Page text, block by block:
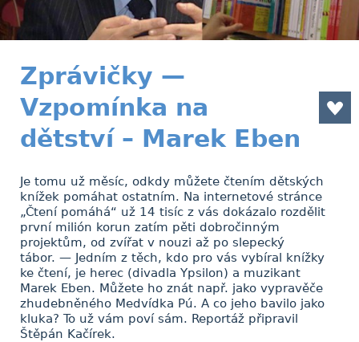
Zprávičky —
Vzpomínka na
dětství – Marek Eben
Je tomu už měsíc, odkdy můžete čtením dětských
knížek pomáhat ostatním. Na internetové stránce
„Čtení pomáhá“ už 14 tisíc z vás dokázalo rozdělit
první milión korun zatím pěti dobročinným
projektům, od zvířat v nouzi až po slepecký
tábor. — Jedním z těch, kdo pro vás vybíral knížky
ke čtení, je herec (divadla Ypsilon) a muzikant
Marek Eben. Můžete ho znát např. jako vypravěče
zhudebněného Medvídka Pú. A co jeho bavilo jako
kluka? To už vám poví sám. Reportáž připravil
Štěpán Kačírek.